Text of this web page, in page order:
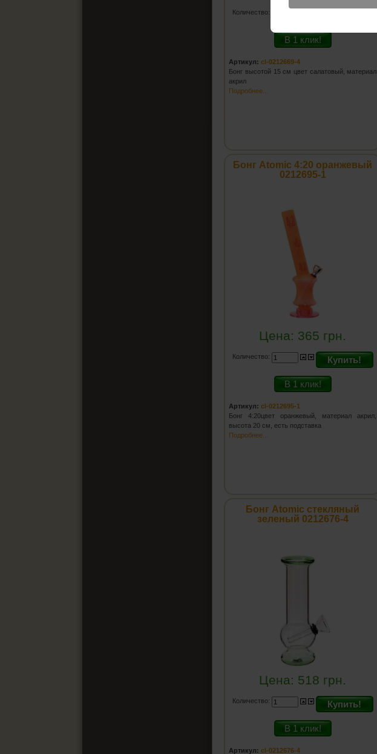
Количество:
В 1 клик!
Артикул:cl-0212669-4
Бонг высотой 15 см цвет салатовый, материал
акрил
Подробнее...
Бонг Atomic 4:20 оранжевый
0212695-1
Цена: 365 грн.
Количество: Купить!
В 1 клик!
Артикул:cl-0212695-1
Бонг 4:20цвет оранжевый, материал акрил,
высота 20 см, есть подставка
Подробнее...
Бонг Atomic стекляный
зеленый 0212676-4
Цена: 518 грн.
Количество: Купить!
В 1 клик!
Артикул:cl-0212676-4